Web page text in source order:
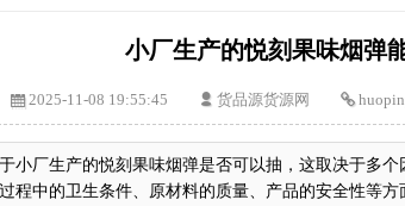
小厂生产的悦刻果味烟弹
2025-11-08 19:55:45 货品源货源网
小厂生产的悦刻果味烟弹是否可以抽，这取决于多
程中的卫生条件、原材料的质量、产品的安全性等